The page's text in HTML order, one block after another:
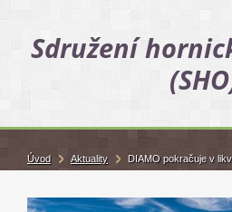
Sdružení
Úvod Aktuality DIAMO pokračuje v